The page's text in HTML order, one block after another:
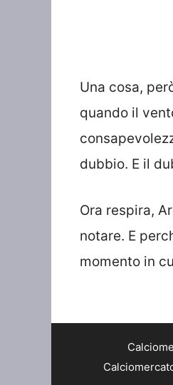
Una cosa,
quando il
dubbio. E il
Ora respira,
notare. E
momento in